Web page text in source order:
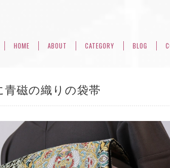
HOME ABOUT CATEGORY BLOG
磁の織りの袋帯